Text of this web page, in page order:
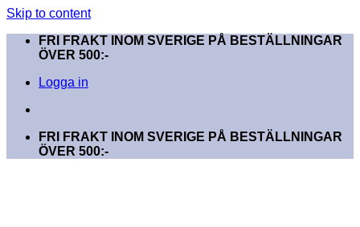
Skip to content
FRI FRAKT INOM SVERIGE PÅ BESTÄLLNINGAR
ÖVER 500:-
Logga in
FRI FRAKT INOM SVERIGE PÅ BESTÄLLNINGAR
ÖVER 500:-